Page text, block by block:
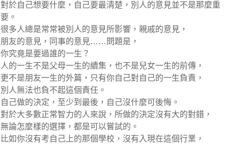
對於自己想要什麼，自己要最清楚，別人的意見並不是那麼重
要。
很多人總是常常被別人的意見所影響，親戚的意見，
朋友的意見，同事的意見……問題是，
你究竟是要過誰的一生？
人的一生不是父母一生的續集，也不是兒女一生的前傳，
更不是朋友一生的外篇，只有你自己對自己的一生負責，
別人無法也負不起這個責任。
自己做的決定，至少到最後，自己沒什麼可後悔。
對於大多數正常智力的人來說，所做的決定沒有大的對錯，
無論怎麼樣的選擇，都是可以嘗試的。
比如你沒有考自己上的那個學校，沒有入現在這個行業，